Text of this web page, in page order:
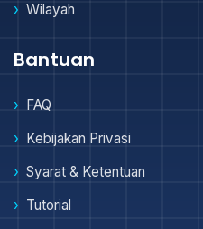
Wilayah
Bantuan
FAQ
Kebijakan Privasi
Syarat & Ketentuan
Tutorial